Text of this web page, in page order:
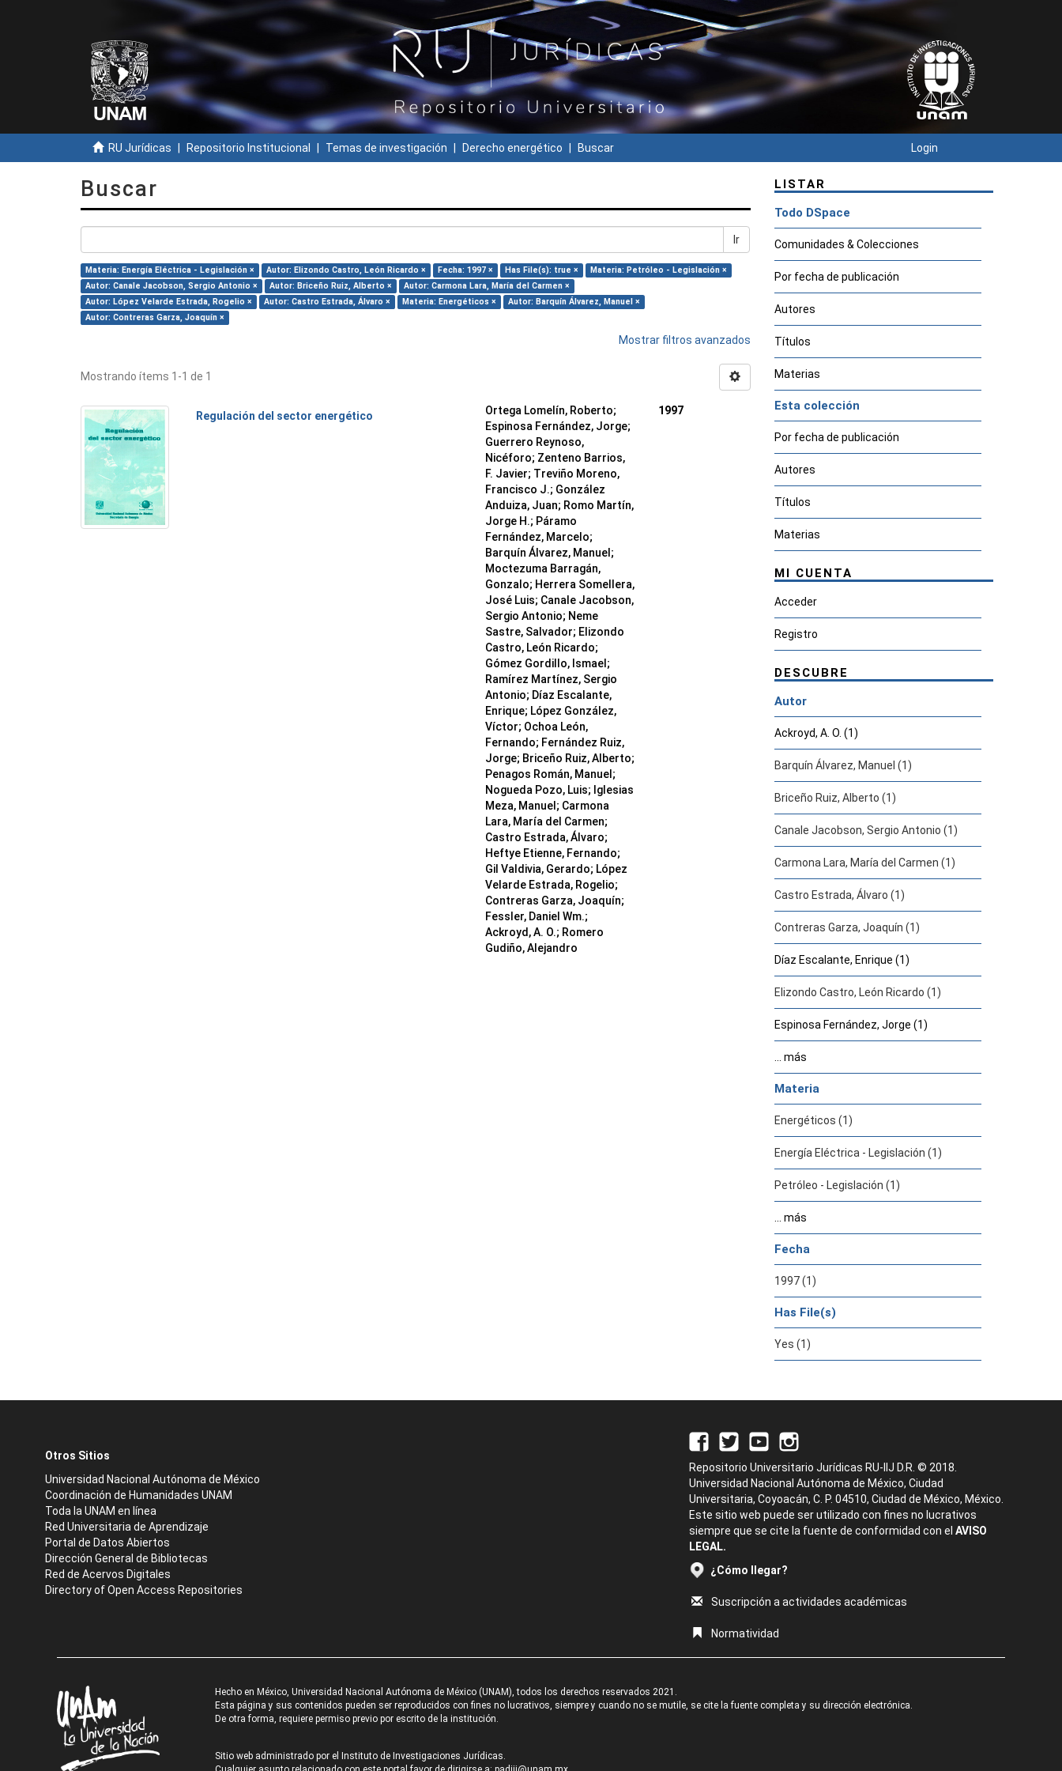
RU Jurídicas Repositorio Institucional Temas de investigación Derecho energético Buscar Login
Buscar
Ir
Materia: Energía Eléctrica - Legislación × Autor: Elizondo Castro, León Ricardo × Fecha: 1997 × Has File(s): true ×
Materia: Petróleo - Legislación ×
Autor: Canale Jacobson, Sergio Antonio ×
Autor: Briceño Ruiz, Alberto ×
Autor: Carmona Lara, María del Carmen ×
Autor: López Velarde Estrada, Rogelio ×
Autor: Castro Estrada, Álvaro × Materia: Energéticos ×
Autor: Barquín Álvarez, Manuel ×
Autor: Contreras Garza, Joaquín ×
Mostrar filtros avanzados
Mostrando ítems 1-1 de 1
Regulación del sector energético
Ortega Lomelín, Roberto;
Espinosa Fernández, Jorge;
Guerrero Reynoso,
Nicéforo; Zenteno Barrios,
F. Javier; Treviño Moreno,
Francisco J.; González
Anduiza, Juan; Romo Martín,
Jorge H.; Páramo
Fernández, Marcelo;
Barquín Álvarez, Manuel;
Moctezuma Barragán,
Gonzalo; Herrera Somellera,
José Luis; Canale Jacobson,
Sergio Antonio; Neme
Sastre, Salvador; Elizondo
Castro, León Ricardo;
Gómez Gordillo, Ismael;
Ramírez Martínez, Sergio
Antonio; Díaz Escalante,
Enrique; López González,
Víctor; Ochoa León,
Fernando; Fernández Ruiz,
Jorge; Briceño Ruiz, Alberto;
Penagos Román, Manuel;
Nogueda Pozo, Luis; Iglesias
Meza, Manuel; Carmona
Lara, María del Carmen;
Castro Estrada, Álvaro;
Heftye Etienne, Fernando;
Gil Valdivia, Gerardo; López
Velarde Estrada, Rogelio;
Contreras Garza, Joaquín;
Fessler, Daniel Wm.;
Ackroyd, A. O.; Romero
Gudiño, Alejandro
1997
LISTAR
Todo DSpace
Comunidades & Colecciones
Por fecha de publicación
Autores
Títulos
Materias
Esta colección
Por fecha de publicación
Autores
Títulos
Materias
MI CUENTA
Acceder
Registro
DESCUBRE
Autor
Ackroyd, A. O. (1)
Barquín Álvarez, Manuel (1)
Briceño Ruiz, Alberto (1)
Canale Jacobson, Sergio Antonio (1)
Carmona Lara, María del Carmen (1)
Castro Estrada, Álvaro (1)
Contreras Garza, Joaquín (1)
Díaz Escalante, Enrique (1)
Elizondo Castro, León Ricardo (1)
Espinosa Fernández, Jorge (1)
... más
Materia
Energéticos (1)
Energía Eléctrica - Legislación (1)
Petróleo - Legislación (1)
... más
Fecha
1997 (1)
Has File(s)
Yes (1)
Otros Sitios
Universidad Nacional Autónoma de México
Coordinación de Humanidades UNAM
Toda la UNAM en línea
Red Universitaria de Aprendizaje
Portal de Datos Abiertos
Dirección General de Bibliotecas
Red de Acervos Digitales
Directory of Open Access Repositories
Repositorio Universitario Jurídicas RU-IIJ D.R. © 2018.
Universidad Nacional Autónoma de México, Ciudad
Universitaria, Coyoacán, C. P. 04510, Ciudad de México, México.
Este sitio web puede ser utilizado con fines no lucrativos
siempre que se cite la fuente de conformidad con el AVISO
LEGAL.
¿Cómo llegar?
Suscripción a actividades académicas
Normatividad
Hecho en México, Universidad Nacional Autónoma de México (UNAM), todos los derechos reservados 2021.
Esta página y sus contenidos pueden ser reproducidos con fines no lucrativos, siempre y cuando no se mutile, se cite la fuente completa y su dirección electrónica.
De otra forma, requiere permiso previo por escrito de la institución.
Sitio web administrado por el Instituto de Investigaciones Jurídicas.